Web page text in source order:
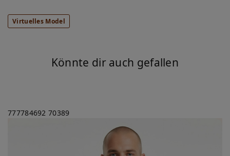
Virtuelles Model
Könnte dir auch gefallen
777784692 70389